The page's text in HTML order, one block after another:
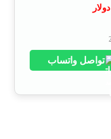
دولار
تواصل واتساب